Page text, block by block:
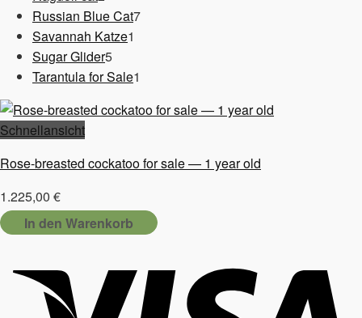
Produkte
Russian Blue Cat77
Savannah Katze1
Sugar Glider55
Produkte
Tarantula for Sale1
Schnellansicht
Rose-breasted cockatoo for sale — 1 year old
1.225,00 €
In den Warenkorb